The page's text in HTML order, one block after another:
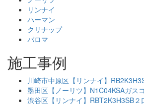
リンナイ
ハーマン
クリナップ
パロマ
施工事例
川崎市中原区【リンナイ】
墨田区【ノーリツ】N1C04KSAガス
渋谷区【リンナイ】RBT2K3H3SB